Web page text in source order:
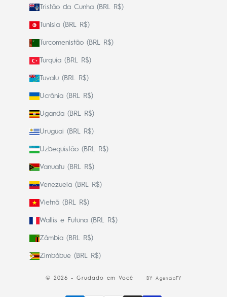
Tristão da Cunha (BRL R$)
Tunísia (BRL R$)
Turcomenistão (BRL R$)
Turquia (BRL R$)
Tuvalu (BRL R$)
Ucrânia (BRL R$)
Uganda (BRL R$)
Uruguai (BRL R$)
Uzbequistão (BRL R$)
Vanuatu (BRL R$)
Venezuela (BRL R$)
Vietnã (BRL R$)
Wallis e Futuna (BRL R$)
Zâmbia (BRL R$)
Zimbábue (BRL R$)
© 2026 - Grudado em Você BY: AgenciaFY